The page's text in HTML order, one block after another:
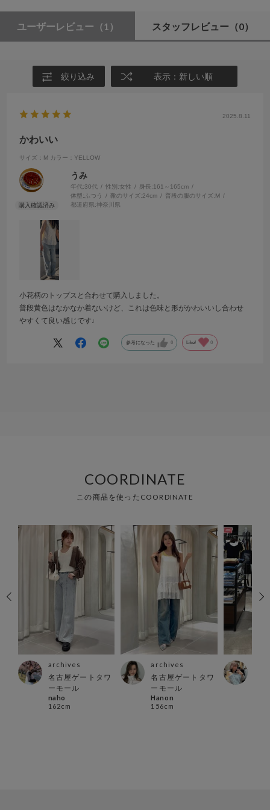
ユーザーレビュー （1） スタッフレビュー （0）
絞り込み 表示：新しい順
2025.8.11
かわいい
サイズ：M カラー：YELLOW
うみ
年代:30代 性別:女性 身長:161～165cm
体型: ふつう 靴のサイズ:24cm 普段の服のサイズ:M
都道府県:神奈川県
小花柄のトップスと合わせて購入しました。
普段黄色はなかなか着ないけど、これは色味と形がかわいいし合わせ
やすくて良い感じです♩
参考になった 0 Like! 0
COORDINATE
この商品を使ったCOORDINATE
archives
名古屋ゲートタワ
ーモール
naho
162cm
archives
名古屋ゲートタワ
ーモール
Hanon
156cm